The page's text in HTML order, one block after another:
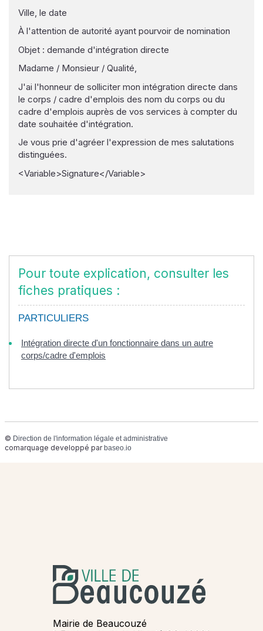
Ville, le date
À l'attention de autorité ayant pourvoir de nomination
Objet : demande d'intégration directe
Madame / Monsieur / Qualité,
J'ai l'honneur de solliciter mon intégration directe dans
le corps / cadre d'emplois des nom du corps ou du
cadre d'emplois auprès de vos services à compter du
date souhaitée d'intégration.
Je vous prie d'agréer l'expression de mes salutations
distinguées.
<Variable>Signature</Variable>
Pour toute explication, consulter les
fiches pratiques :
PARTICULIERS
Intégration directe d'un fonctionnaire dans un autre
corps/cadre d'emplois
© Direction de l'information légale et administrative
comarquage developpé parbaseo.io
Mairie de Beaucouzé